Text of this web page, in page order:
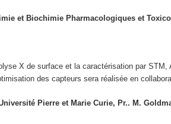
et Biochimie Pharmacologiques et
X de surface et la caractérisation par
des capteurs sera réalisée en
Pierre et Marie Curie, Pr.. M.